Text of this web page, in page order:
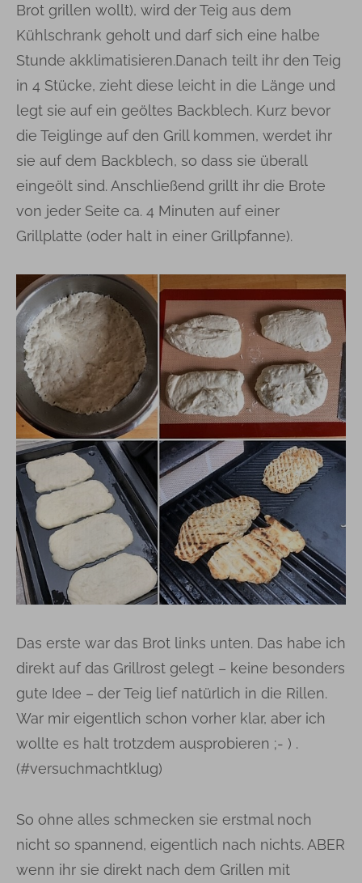
Brot grillen wollt), wird der Teig aus dem
Kühlschrank geholt und darf sich eine halbe
Stunde akklimatisieren.Danach teilt ihr den Teig
in 4 Stücke, zieht diese leicht in die Länge und
legt sie auf ein geöltes Backblech. Kurz bevor
die Teiglinge auf den Grill kommen, werdet ihr
sie auf dem Backblech, so dass sie überall
eingeölt sind. Anschließend grillt ihr die Brote
von jeder Seite ca. 4 Minuten auf einer
Grillplatte (oder halt in einer Grillpfanne).
Das erste war das Brot links unten. Das habe ich
direkt auf das Grillrost gelegt – keine besonders
gute Idee – der Teig lief natürlich in die Rillen.
War mir eigentlich schon vorher klar, aber ich
wollte es halt trotzdem ausprobieren ;- ) .
(#versuchmachtklug)
So ohne alles schmecken sie erstmal noch
nicht so spannend, eigentlich nach nichts. ABER
wenn ihr sie direkt nach dem Grillen mit